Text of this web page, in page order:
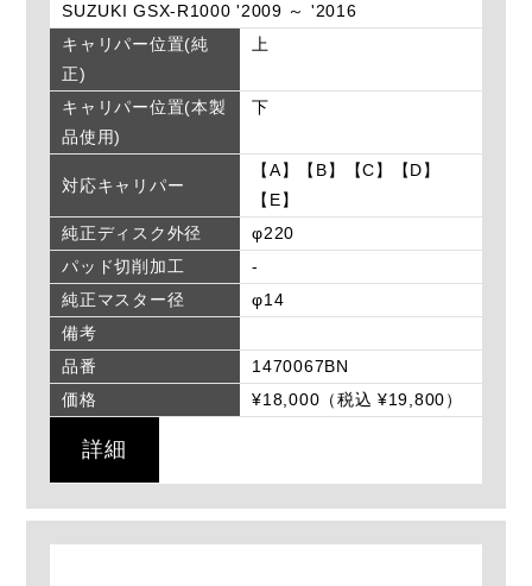
SUZUKI GSX-R1000 '2009 ～ '2016
キャリパー位置(純
正)
上
キャリパー位置(本製
品使用)
下
対応キャリパー
【A】【B】【C】【D】
【E】
純正ディスク外径
φ220
パッド切削加工
-
純正マスター径
φ14
備考
品番
1470067BN
価格
¥18,000（税込 ¥19,800）
詳細